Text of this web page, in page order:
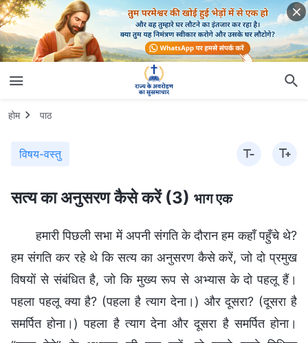
होम पाठ
विषय-वस्तु
सत्य का अनुसरण कैसे करें (3) भाग एक
हमारी पिछली सभा में अपनी संगति के दौरान हम कहाँ पहुँचे थे?
हम संगति कर रहे थे कि सत्य का अनुसरण कैसे करें, जो दो प्रमुख
विषयों से संबंधित है, जो कि मुख्य रूप से अभ्यास के दो पहलू हैं।
पहला पहलू क्या है? (पहला है त्याग देना।) और दूसरा? (दूसरा है
समर्पित होना।) पहला है त्याग देना और दूसरा है समर्पित होना।